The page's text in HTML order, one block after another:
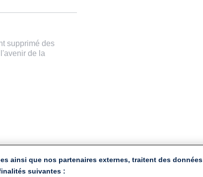
supprimé des
de la
ainsi que nos partenaires externes, traitent des données
suivantes :